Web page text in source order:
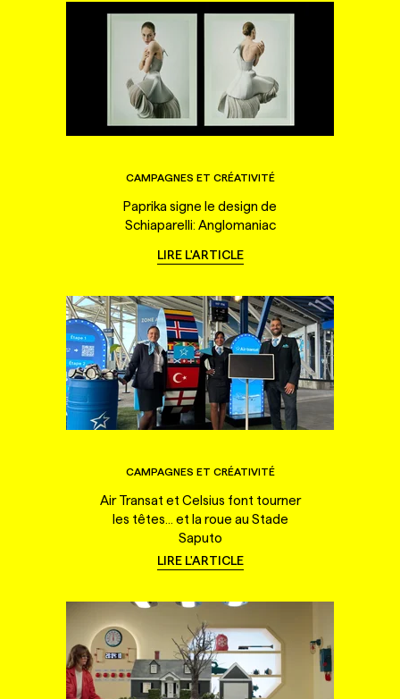
CAMPAGNES ET CRÉATIVITÉ
Paprika signe le design de
Schiaparelli: Anglomaniac
LIRE L'ARTICLE
CAMPAGNES ET CRÉATIVITÉ
Air Transat et Celsius font tourner
les têtes... et la roue au Stade
Saputo
LIRE L'ARTICLE